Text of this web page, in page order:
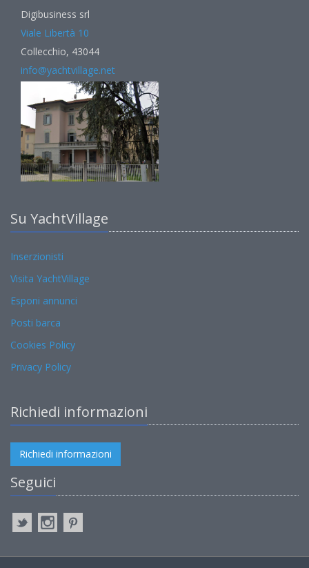
Digibusiness srl
Viale Libertà 10
Collecchio, 43044
info@yachtvillage.net
Su YachtVillage
Inserzionisti
Visita YachtVillage
Esponi annunci
Posti barca
Cookies Policy
Privacy Policy
Richiedi informazioni
Richiedi informazioni
Seguici